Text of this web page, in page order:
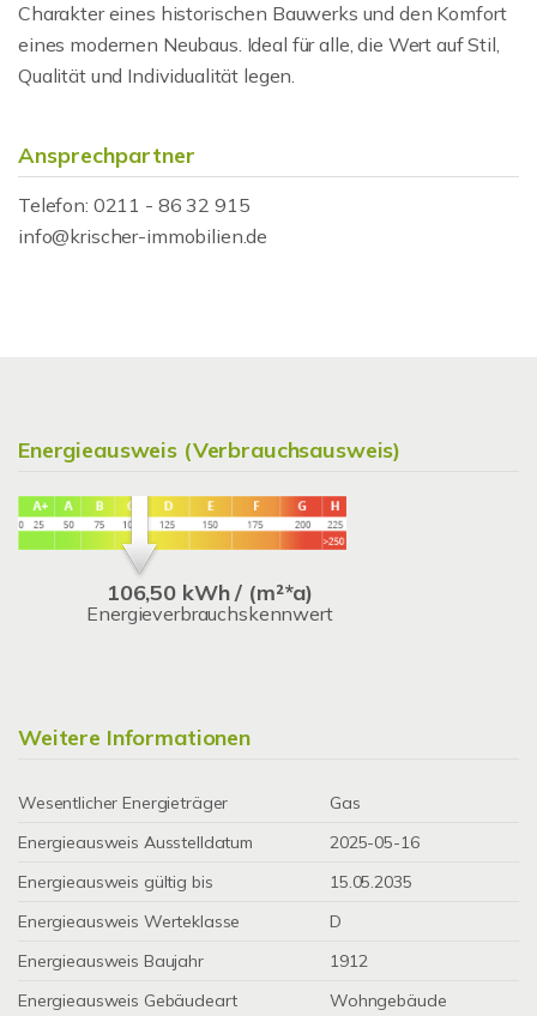
Charakter eines historischen Bauwerks und den Komfort
eines modernen Neubaus. Ideal für alle, die Wert auf Stil,
Qualität und Individualität legen.
Ansprechpartner
Telefon: 0211 - 86 32 915
info@krischer-immobilien.de
Energieausweis (Verbrauchsausweis)
106,50 kWh / (m²*a)
Energieverbrauchskennwert
Weitere Informationen
Wesentlicher Energieträger
Gas
Energieausweis Ausstelldatum
2025-05-16
Energieausweis gültig bis
15.05.2035
Energieausweis Werteklasse
D
Energieausweis Baujahr
1912
Energieausweis Gebäudeart
Wohngebäude